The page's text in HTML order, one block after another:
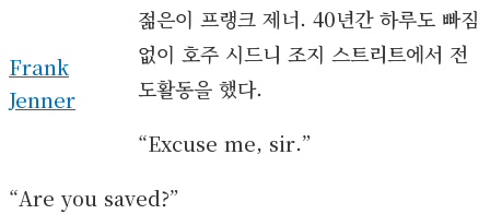
Frank
Jenner
젊은이 프랭크 제너. 40년간 하루도 빠짐
없이 호주 시드니 조지 스트리트에서 전
도활동을 했다.
“Excuse me, sir.”
“Are you saved?”